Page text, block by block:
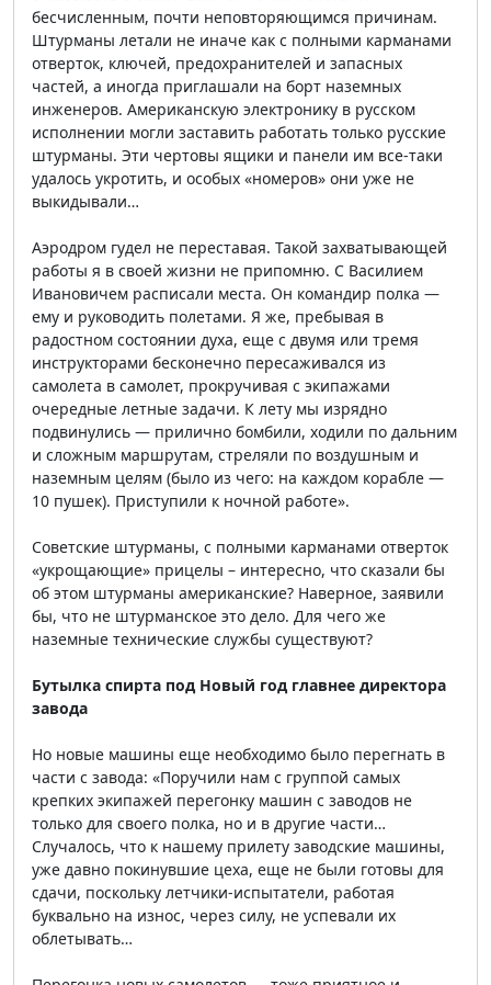
бесчисленным, почти неповторяющимся причинам.
Штурманы летали не иначе как с полными карманами
отверток, ключей, предохранителей и запасных
частей, а иногда приглашали на борт наземных
инженеров. Американскую электронику в русском
исполнении могли заставить работать только русские
штурманы. Эти чертовы ящики и панели им все-таки
удалось укротить, и особых «номеров» они уже не
выкидывали…
Аэродром гудел не переставая. Такой захватывающей
работы я в своей жизни не припомню. С Василием
Ивановичем расписали места. Он командир полка —
ему и руководить полетами. Я же, пребывая в
радостном состоянии духа, еще с двумя или тремя
инструкторами бесконечно пересаживался из
самолета в самолет, прокручивая с экипажами
очередные летные задачи. К лету мы изрядно
подвинулись — прилично бомбили, ходили по дальним
и сложным маршрутам, стреляли по воздушным и
наземным целям (было из чего: на каждом корабле —
10 пушек). Приступили к ночной работе».
Советские штурманы, с полными карманами отверток
«укрощающие» прицелы – интересно, что сказали бы
об этом штурманы американские? Наверное, заявили
бы, что не штурманское это дело. Для чего же
наземные технические службы существуют?
Бутылка спирта под Новый год главнее директора
завода
Но новые машины еще необходимо было перегнать в
части с завода: «Поручили нам с группой самых
крепких экипажей перегонку машин с заводов не
только для своего полка, но и в другие части…
Случалось, что к нашему прилету заводские машины,
уже давно покинувшие цеха, еще не были готовы для
сдачи, поскольку летчики-испытатели, работая
буквально на износ, через силу, не успевали их
облетывать…